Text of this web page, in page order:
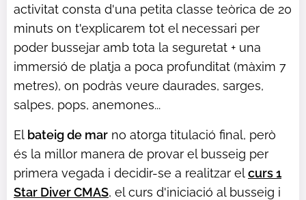
activitat consta d'una petita classe teòrica de 20
minuts on t'explicarem tot el necessari per
poder bussejar amb tota la seguretat + una
immersió de platja a poca profunditat (màxim 7
metres), on podràs veure daurades, sarges,
salpes, pops, anemones...
El bateig de mar no atorga titulació final, però
és la millor manera de provar el busseig per
primera vegada i decidir-se a realitzar elcurs 1
Star Diver CMAS, el curs d'iniciació al busseig i